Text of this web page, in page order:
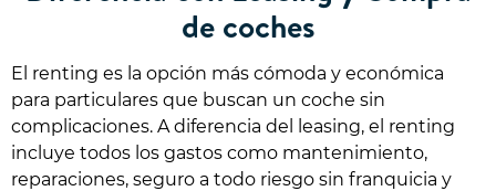
de coches
El renting es la opción más cómoda y económica
para particulares que buscan un coche sin
complicaciones. A diferencia del leasing, el renting
incluye todos los gastos como mantenimiento,
reparaciones, seguro a todo riesgo sin franquicia y